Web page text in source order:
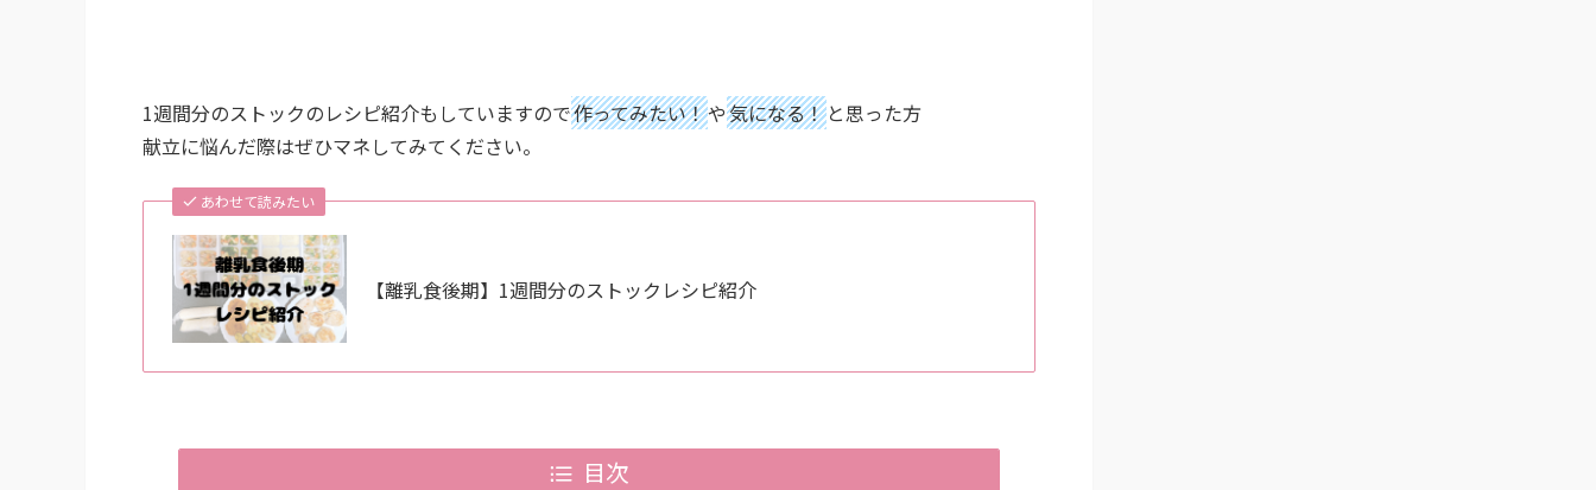
1週間分のストックのレシピ紹介もしていますので作ってみたい！や気になる！ と思った方
献立に悩んだ際はぜひマネしてみてください。
あわせて読みたい
【離乳食後期】1週間分のストックレシピ紹介
目次